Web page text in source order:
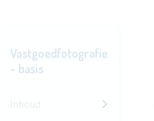
Vastgoedfotografie
- basis
Inhoud